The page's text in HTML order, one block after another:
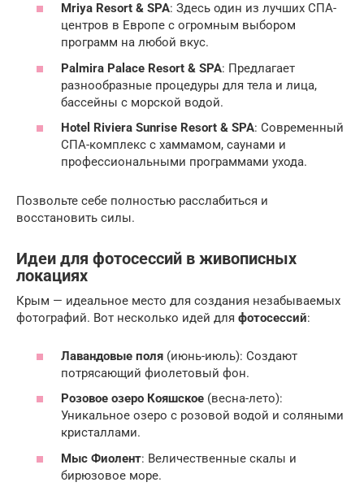
Mriya Resort & SPA: Здесь один из лучших СПА-
центров в Европе с огромным выбором
программ на любой вкус.
Palmira Palace Resort & SPA: Предлагает
разнообразные процедуры для тела и лица,
бассейны с морской водой.
Hotel Riviera Sunrise Resort & SPA: Современный
СПА-комплекс с хаммамом, саунами и
профессиональными программами ухода.
Позвольте себе полностью расслабиться и
восстановить силы.
Идеи для фотосессий в живописных
локациях
Крым — идеальное место для создания незабываемых
фотографий. Вот несколько идей для фотосессий:
Лавандовые поля (июнь-июль): Создают
потрясающий фиолетовый фон.
Розовое озеро Кояшское (весна-лето):
Уникальное озеро с розовой водой и соляными
кристаллами.
Мыс Фиолент: Величественные скалы и
бирюзовое море.